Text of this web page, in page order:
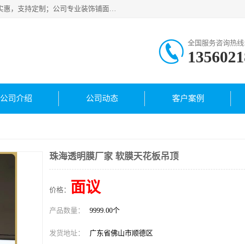
佛山朗鑫装饰工程有限公司主营软膜天花，软膜天花灯箱，卡布灯箱，张拉膜等产品，价格实惠，支持定制；公司专业装饰铺面，家居，会展特装，软膜等工程，技能精良人员，安装快、价格合理，质量保证、热诚与各方有识人士合作，欢迎新老客户来电咨询。
全国服务咨询热线:
公司介绍 公司动态 客户案例
珠海透明膜厂家 软膜天花板吊顶
价格： 面议
产品数量： 9999.00个
发货地址： 广东省佛山市顺德区